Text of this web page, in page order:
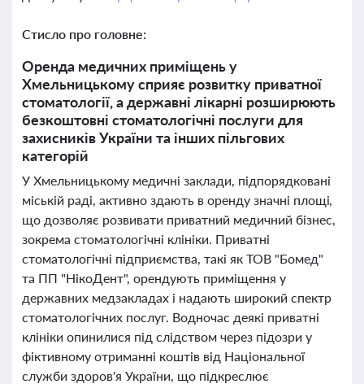
Стисло про головне:
Оренда медичних приміщень у
Хмельницькому сприяє розвитку приватної
стоматології, а державні лікарні розширюють
безкоштовні стоматологічні послуги для
захисників України та інших пільгових
категорій
У Хмельницькому медичні заклади, підпорядковані
міській раді, активно здають в оренду значні площі,
що дозволяє розвивати приватний медичний бізнес,
зокрема стоматологічні клініки. Приватні
стоматологічні підприємства, такі як ТОВ "Бомед"
та ПП "НікоДент", орендують приміщення у
державних медзакладах і надають широкий спектр
стоматологічних послуг. Водночас деякі приватні
клініки опинилися під слідством через підозри у
фіктивному отриманні коштів від Національної
служби здоров'я України, що підкреслює